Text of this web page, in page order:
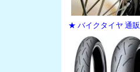
★ バイクタイヤ 通販